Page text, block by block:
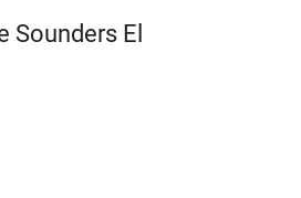
Sounders El